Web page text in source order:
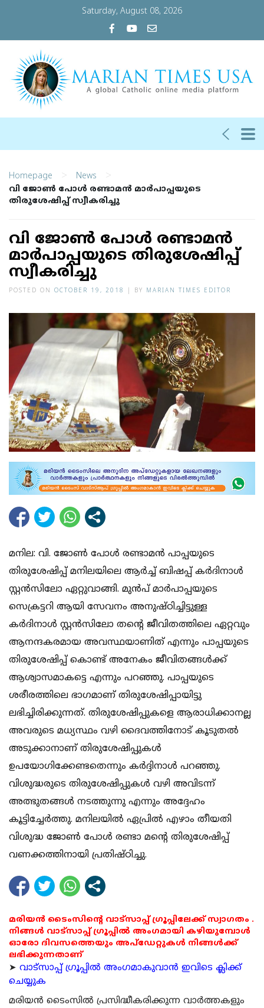
Saturday, August 08, 2026
Homepage > News >
വി ജോണ്‍ പോള്‍ രണ്ടാമന്‍ മാര്‍പാപ്പയുടെ
തിരുശേഷിപ്പ് സ്വീകരിച്ചു
വി ജോണ്‍ പോള്‍ രണ്ടാമന്‍
മാര്‍പാപ്പയുടെ തിരുശേഷിപ്പ്
സ്വീകരിച്ചു
POSTED ON OCTOBER 19, 2018 BY MARIAN TIMES EDITOR
മനില: വി. ജോണ്‍ പോള്‍ രണ്ടാമന്‍ പാപ്പയുടെ
തിരുശേഷിപ്പ് മനിലയിലെ ആര്‍ച്ച് ബിഷപ്പ് കര്‍ദിനാള്‍
സ്റ്റന്‍സിലോ ഏറ്റുവാങ്ങി. മുന്‍പ് മാര്‍പാപ്പയുടെ
സെക്രട്ടറി ആയി സേവനം അനുഷ്ഠിച്ചിട്ടുള്ള
കര്‍ദിനാള്‍ സ്റ്റന്‍സിലോ തന്റെ ജീവിതത്തിലെ ഏറ്റവും
ആനന്ദകരമായ അവസ്ഥയാണിത് എന്നും പാപ്പയുടെ
തിരുശേഷിപ്പ് കൊണ്ട് അനേകം ജീവിതങ്ങള്‍ക്ക്
ആശ്വാസമാകട്ടെ എന്നും പറഞ്ഞു. പാപ്പയുടെ
ശരീരത്തിലെ ഭാഗമാണ് തിരുശേഷിപ്പായിട്ടു
ലഭിച്ചിരിക്കുന്നത്. തിരുശേഷിപ്പുകളെ ആരാധിക്കാനല്ല
അവരുടെ മധ്യസ്ഥം വഴി ദൈവത്തിനോട് കൂടുതല്‍
അടുക്കാനാണ് തിരുശേഷിപ്പുകള്‍
ഉപയോഗിക്കേണ്ടതെന്നും കര്‍ദ്ദിനാള്‍ പറഞ്ഞു.
വിശുദ്ധരുടെ തിരുശേഷിപ്പുകള്‍ വഴി അവിടന്ന്
അത്ഭുതങ്ങള്‍ നടത്തുന്നു എന്നും അദ്ദേഹം
കൂട്ടിച്ചേര്‍ത്തു. മനിലയില്‍ ഏപ്രില്‍ എഴാം തീയതി
വിശുദ്ധ ജോണ്‍ പോള്‍ രണ്ടാ മന്റെ തിരുശേഷിപ്പ്
വണക്കത്തിനായി പ്രതിഷ്ഠിച്ചു.
മരിയൻ ടൈംസിന്റെ വാട്സാപ്പ് ഗ്രൂപ്പിലേക്ക് സ്വാഗതം .
നിങ്ങൾ വാട്സാപ്പ് ഗ്രൂപ്പിൽ അംഗമായി കഴിയുമ്പോൾ
ഓരോ ദിവസത്തെയും അപ്ഡേറ്റുകൾ നിങ്ങൾക്ക്
ലഭിക്കുന്നതാണ്
➤ വാട്സാപ്പ് ഗ്രൂപ്പിൽ അംഗമാകുവാൻ ഇവിടെ ക്ലിക്ക്
ചെയ്യുക
മരിയന്‍ ടൈംസില്‍ പ്രസിദ്ധീകരിക്കുന്ന വാര്‍ത്തകളും